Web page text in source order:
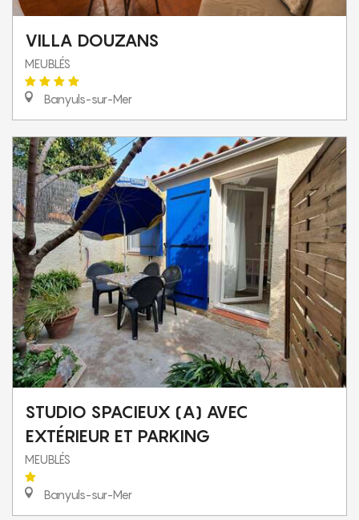
VILLA DOUZANS
MEUBLÉS
Banyuls-sur-Mer
STUDIO SPACIEUX (A) AVEC
EXTÉRIEUR ET PARKING
MEUBLÉS
Banyuls-sur-Mer